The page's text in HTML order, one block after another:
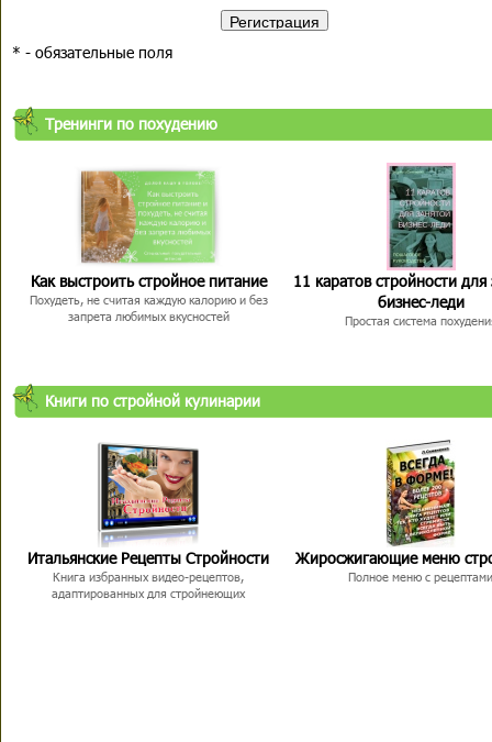
* - обязательные поля
Тренинги по похудению
Как выстроить стройное питание
Похудеть, не считая каждую калорию и без
запрета любимых вкусностей
11 каратов стройности для
бизнес-леди
Простая система
Книги по стройной кулинарии
Итальянские Рецепты Стройности
Книга избранных видео-рецептов,
адаптированных для стройнеющих
Жиросжигающие меню
Полное меню с рецептами